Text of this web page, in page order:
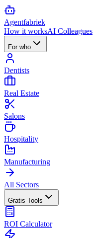
Agentfabriek
How it worksAI Colleagues
For who
Dentists
Real Estate
Salons
Hospitality
Manufacturing
All Sectors
Gratis Tools
ROI Calculator